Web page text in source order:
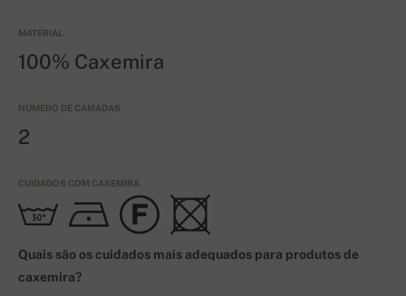
MATERIAL
100% Caxemira
NÚMERO DE CAMADAS
2
CUIDADOS COM CAXEMIRA
Quais são os cuidados mais adequados para produtos de
caxemira?